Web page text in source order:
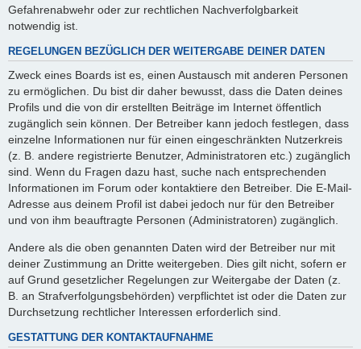
Gefahrenabwehr oder zur rechtlichen Nachverfolgbarkeit
notwendig ist.
REGELUNGEN BEZÜGLICH DER WEITERGABE DEINER DATEN
Zweck eines Boards ist es, einen Austausch mit anderen Personen
zu ermöglichen. Du bist dir daher bewusst, dass die Daten deines
Profils und die von dir erstellten Beiträge im Internet öffentlich
zugänglich sein können. Der Betreiber kann jedoch festlegen, dass
einzelne Informationen nur für einen eingeschränkten Nutzerkreis
(z. B. andere registrierte Benutzer, Administratoren etc.) zugänglich
sind. Wenn du Fragen dazu hast, suche nach entsprechenden
Informationen im Forum oder kontaktiere den Betreiber. Die E-Mail-
Adresse aus deinem Profil ist dabei jedoch nur für den Betreiber
und von ihm beauftragte Personen (Administratoren) zugänglich.
Andere als die oben genannten Daten wird der Betreiber nur mit
deiner Zustimmung an Dritte weitergeben. Dies gilt nicht, sofern er
auf Grund gesetzlicher Regelungen zur Weitergabe der Daten (z.
B. an Strafverfolgungsbehörden) verpflichtet ist oder die Daten zur
Durchsetzung rechtlicher Interessen erforderlich sind.
GESTATTUNG DER KONTAKTAUFNAHME